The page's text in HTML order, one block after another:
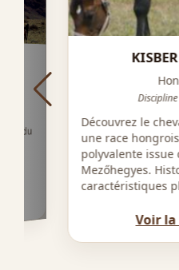
du
Découvrez le
une race
polyvalente issue
Mezőhegyes.
caractéristiques
Voir